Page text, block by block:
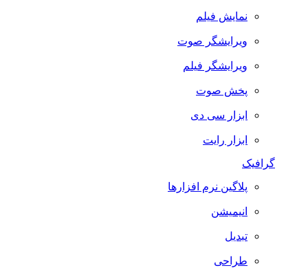
نمایش فیلم
ویرایشگر صوت
ویرایشگر فیلم
پخش صوت
ابزار سی دی
ابزار رایت
گرافیک
پلاگین نرم افزارها
انیمیشن
تبدیل
طراحی